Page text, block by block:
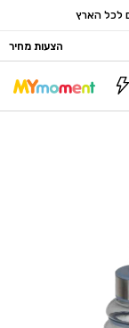
לכל הארץ
הצעות מחיר